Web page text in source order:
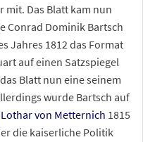
mit. Das Blatt kam nun
Conrad Dominik Bartsch
Jahres 1812 das Format
auf einen Satzspiegel
Blatt nun eine seinem
wurde Bartsch auf
von Metternich 1815
die kaiserliche Politik